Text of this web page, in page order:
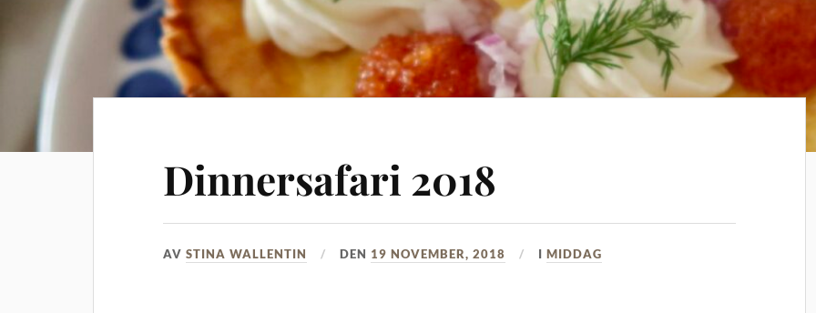
Dinnersafari 2018
AVSTINA WALLENTIN DEN 19 NOVEMBER, 2018 IMIDDAG